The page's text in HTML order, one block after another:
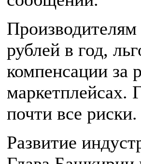
рублей в год,
компенсации за
маркетплейсах.
почти все риски.
Развитие